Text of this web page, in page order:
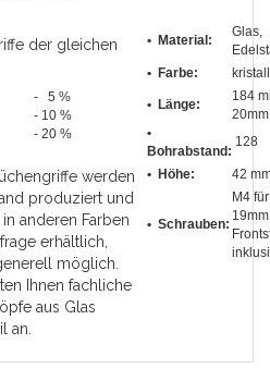
der gleichen
- 5 %
- 10 %
- 20 %
werden
produziert und
anderen Farben
erhältlich,
möglich.
Ihnen fachliche
aus Glas
an.
• Material:
Glas,
• Farbe:
• Länge:
184
20mm
•
Bohrabstand :
128
• Höhe: 42
• Schrauben:
M4 für
19mm